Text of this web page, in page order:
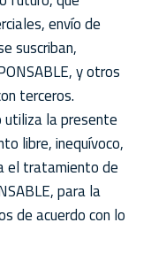
envío de
suscriban,
y otros
terceros.
utiliza la presente
libre, inequívoco,
el tratamiento de
para la
de acuerdo con lo